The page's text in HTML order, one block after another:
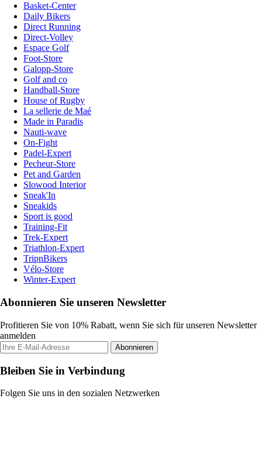
Basket-Center
Daily Bikers
Direct Running
Direct-Volley
Espace Golf
Foot-Store
Galopp-Store
Golf and co
Handball-Store
House of Rugby
La sellerie de Maé
Made in Paradis
Nauti-wave
On-Fight
Padel-Expert
Pecheur-Store
Pet and Garden
Slowood Interior
Sneak'In
Sneakids
Sport is good
Training-Fit
Trek-Expert
Triathlon-Expert
TripnBikers
Vélo-Store
Winter-Expert
Abonnieren Sie unseren Newsletter
Profitieren Sie von 10% Rabatt, wenn Sie sich für unseren Newsletter
anmelden
Abonnieren
Bleiben Sie in Verbindung
Folgen Sie uns in den sozialen Netzwerken